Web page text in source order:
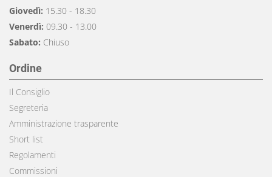
Giovedì: 15.30 - 18.30
Venerdì: 09.30 - 13.00
Sabato: Chiuso
Ordine
Il Consiglio
Segreteria
Amministrazione trasparente
Short list
Regolamenti
Commissioni